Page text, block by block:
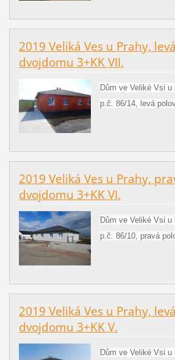
2019 Veliká Ves u Prahy,
dvojdomu 3+KK VII.
Dům ve Veliké Vsi
p.č. 86/14, levá
2019 Veliká Ves u Prahy,
dvojdomu 3+KK VI.
Dům ve Veliké Vsi
p.č. 86/10, pravá
2019 Veliká Ves u Prahy,
dvojdomu 3+KK V.
Dům ve Veliké Vsi